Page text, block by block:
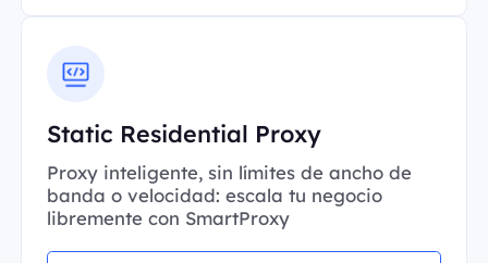
Static Residential Proxy
Proxy inteligente, sin límites de ancho de
banda o velocidad: escala tu negocio
libremente con SmartProxy